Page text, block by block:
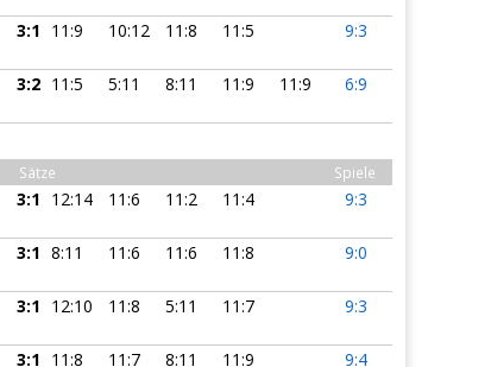
3:1 11:9 10:12 11:8 11:5 9:3
3:2 11:5 5:11 8:11 11:9 11:9 6:9
Sätze Spiele
3:1 12:14 11:6 11:2 11:4 9:3
3:1 8:11 11:6 11:6 11:8 9:0
3:1 12:10 11:8 5:11 11:7 9:3
3:1 11:8 11:7 8:11 11:9 9:4